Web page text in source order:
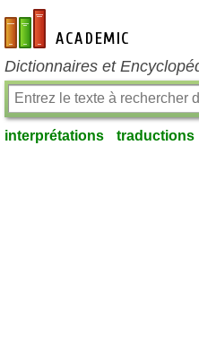
fr-academic.com
Dictionnaires et
interprétations traductions